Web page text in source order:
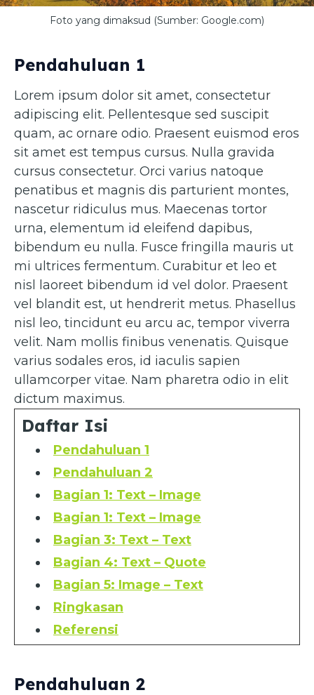
Foto yang dimaksud (Sumber: Google.com)
Pendahuluan 1
Lorem ipsum dolor sit amet, consectetur
adipiscing elit. Pellentesque sed suscipit
quam, ac ornare odio. Praesent euismod eros
sit amet est tempus cursus. Nulla gravida
cursus consectetur. Orci varius natoque
penatibus et magnis dis parturient montes,
nascetur ridiculus mus. Maecenas tortor
urna, elementum id eleifend dapibus,
bibendum eu nulla. Fusce fringilla mauris ut
mi ultrices fermentum. Curabitur et leo et
nisl laoreet bibendum id vel dolor. Praesent
vel blandit est, ut hendrerit metus. Phasellus
nisl leo, tincidunt eu arcu ac, tempor viverra
velit. Nam mollis finibus venenatis. Quisque
varius sodales eros, id iaculis sapien
ullamcorper vitae. Nam pharetra odio in elit
dictum maximus.
Daftar Isi
Pendahuluan 1
Pendahuluan 2
Bagian 1: Text – Image
Bagian 1: Text – Image
Bagian 3: Text – Text
Bagian 4: Text – Quote
Bagian 5: Image – Text
Ringkasan
Referensi
Pendahuluan 2